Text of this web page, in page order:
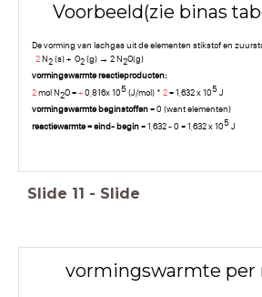
Voorbeeld(zie binas
De vorming van lachgas uit de elementen stikstof en
2N2(s) + O2(g) → 2 N2O(g)
vormingswarmte reactieproducten:
2mol N2O =+0,816x 105(J/mol) * 2= 1,632 x 105J
vormingswarmte beginstoffen= 0 (want elementen)
reactiewarmte = eind- begin= 1,632 - 0 = 1,632 x 105J
Slide 11 - Slide
vormingswarmte per